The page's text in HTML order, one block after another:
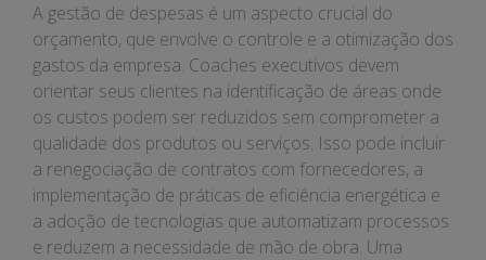
A gestão de despesas é um aspecto crucial do
orçamento, que envolve o controle e a otimização dos
gastos da empresa. Coaches executivos devem
orientar seus clientes na identificação de áreas onde
os custos podem ser reduzidos sem comprometer a
qualidade dos produtos ou serviços. Isso pode incluir
a renegociação de contratos com fornecedores, a
implementação de práticas de eficiência energética e
a adoção de tecnologias que automatizam processos
e reduzem a necessidade de mão de obra. Uma